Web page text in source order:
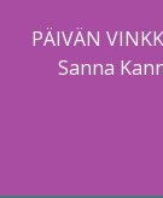
PÄIVÄN
Sanna